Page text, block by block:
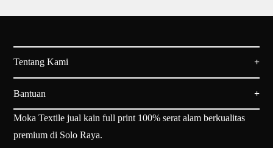
Tentang Kami
Bantuan
Moka Textile jual kain full print 100% serat alam berkualitas
premium di Solo Raya.